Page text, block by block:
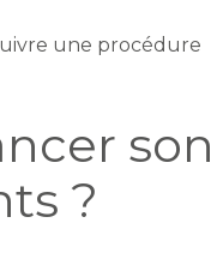
une procédure
son
?